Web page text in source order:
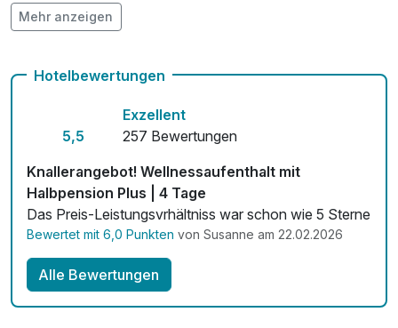
Teilmassage + Moor oder Lehm
Hunde im Hotel erlaubt für 45,00 € pro Stück / Aufenthalt
Kostenloses W-LAN
Mit Hotelbar
Mehr anzeigen
Hotelbewertungen
5,5
Exzellent
257 Bewertungen
Knallerangebot! Wellnessaufenthalt mit
Halbpension Plus | 4 Tage
Das Preis-Leistungsvrhältniss war schon wie 5 Sterne
Bewertet mit 6,0 Punkten von Susanne am 22.02.2026
Alle Bewertungen